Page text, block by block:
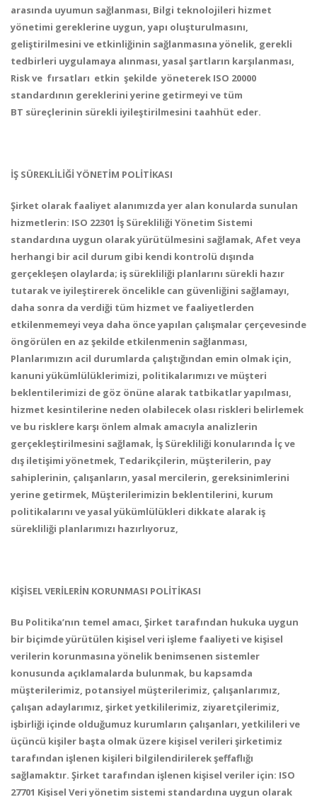
arasında uyumun sağlanması, Bilgi teknolojileri hizmet
yönetimi gereklerine uygun, yapı oluşturulmasını,
geliştirilmesini ve etkinliğinin sağlanmasına yönelik, gerekli
tedbirleri uygulamaya alınması, yasal şartların karşılanması,
Risk ve fırsatları etkin şekilde yöneterek ISO 20000
standardının gereklerini yerine getirmeyi ve tüm
BT süreçlerinin sürekli iyileştirilmesini taahhüt eder.
İŞ SÜREKLİLİĞİ YÖNETİM POLİTİKASI
Şirket olarak faaliyet alanımızda yer alan konularda sunulan
hizmetlerin: ISO 22301 İş Sürekliliği Yönetim Sistemi
standardına uygun olarak yürütülmesini sağlamak, Afet veya
herhangi bir acil durum gibi kendi kontrolü dışında
gerçekleşen olaylarda; iş sürekliliği planlarını sürekli hazır
tutarak ve iyileştirerek öncelikle can güvenliğini sağlamayı,
daha sonra da verdiği tüm hizmet ve faaliyetlerden
etkilenmemeyi veya daha önce yapılan çalışmalar çerçevesinde
öngörülen en az şekilde etkilenmenin sağlanması,
Planlarımızın acil durumlarda çalıştığından emin olmak için,
kanuni yükümlülüklerimizi, politikalarımızı ve müşteri
beklentilerimizi de göz önüne alarak tatbikatlar yapılması,
hizmet kesintilerine neden olabilecek olası riskleri belirlemek
ve bu risklere karşı önlem almak amacıyla analizlerin
gerçekleştirilmesini sağlamak, İş Sürekliliği konularında İç ve
dış iletişimi yönetmek, Tedarikçilerin, müşterilerin, pay
sahiplerinin, çalışanların, yasal mercilerin, gereksinimlerini
yerine getirmek, Müşterilerimizin beklentilerini, kurum
politikalarını ve yasal yükümlülükleri dikkate alarak iş
sürekliliği planlarımızı hazırlıyoruz,
KİŞİSEL VERİLERİN KORUNMASI POLİTİKASI
Bu Politika’nın temel amacı, Şirket tarafından hukuka uygun
bir biçimde yürütülen kişisel veri işleme faaliyeti ve kişisel
verilerin korunmasına yönelik benimsenen sistemler
konusunda açıklamalarda bulunmak, bu kapsamda
müşterilerimiz, potansiyel müşterilerimiz, çalışanlarımız,
çalışan adaylarımız, şirket yetkililerimiz, ziyaretçilerimiz,
işbirliği içinde olduğumuz kurumların çalışanları, yetkilileri ve
üçüncü kişiler başta olmak üzere kişisel verileri şirketimiz
tarafından işlenen kişileri bilgilendirilerek şeffaflığı
sağlamaktır. Şirket tarafından işlenen kişisel veriler için: ISO
27701 Kişisel Veri yönetim sistemi standardına uygun olarak